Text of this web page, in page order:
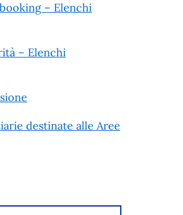
– Elenchi
– Elenchi
destinate alle Aree